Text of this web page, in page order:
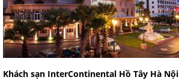
Khách sạn InterContinental Hồ Tây Hà Nội